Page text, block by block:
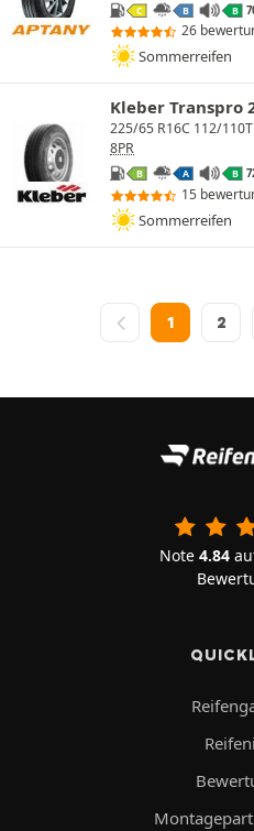
C B B
26
Sommerreifen
Kleber Transpro
225/65 R16C 112/110T
8PR
B A B
15
Sommerreifen
1 2
Note 4.84